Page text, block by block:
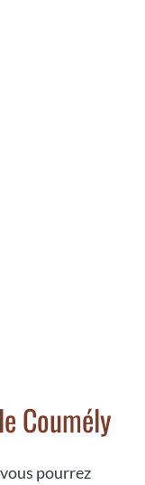
Coumély
pourrez